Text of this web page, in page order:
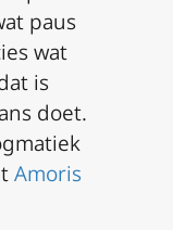
paus
wat
is
doet.
Amoris